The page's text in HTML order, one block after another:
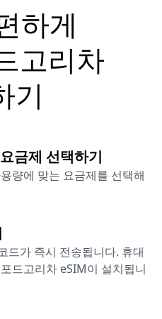
하게
고리차
기
금제 선택하기
량에 맞는 요금제를 선택해
드가 즉시 전송됩니다. 휴대
드고리차 eSIM이 설치됩니